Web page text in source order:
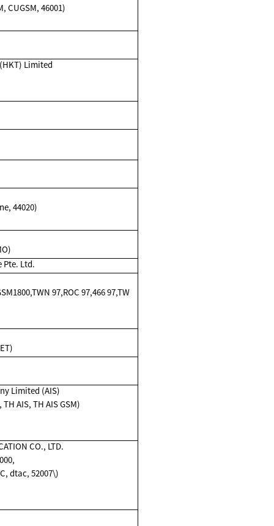
CUGSM, 46001)
Limited
44020)
Pte. Ltd.
97,ROC 97,466 97,TW
Limited (AIS)
TH AIS, TH AIS GSM)
CO., LTD.
dtac, 52007\)